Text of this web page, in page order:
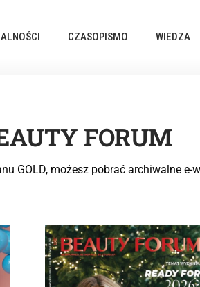
CZASOPISMO WIEDZA
FORUM
GOLD, możesz pobrać archiwalne